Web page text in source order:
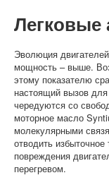
Легковые
Эволюция
мощность – выше.
этому показателю
настоящий вызов
чередуются со
моторное масло
молекулярными
отводить
повреждения
перегревом.